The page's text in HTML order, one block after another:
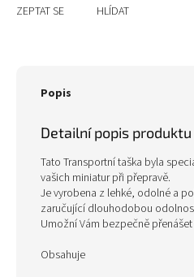
ZEPTAT SE HLÍDAT
Popis
Detailní popis produktu
Tato Transportní taška byla
vašich miniatur při přepravě.
Je vyrobena z lehké, odolné a
zaručující dlouhodobou
Umožní Vám bezpečně
Obsahuje